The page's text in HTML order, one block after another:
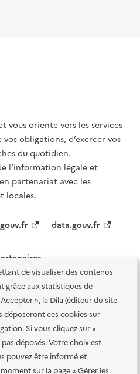
de visualiser des contenus
grâce aux statistiques de
», la Dila (éditeur du site
déposeront ces cookies sur
Si vous cliquez sur «
déposés. Votre choix est
pouvez être informé et
sur la page « Gérer les
vous oriente vers les services
obligations, d’exercer vos
du quotidien.
l’information légale et
partenariat avec les
locales.
data.gouv.fr
conforme
Accessibilité des
Données personnelles et sécurité